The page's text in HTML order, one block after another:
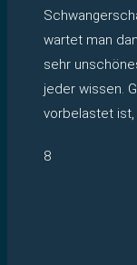
wartet man
sehr
jeder wissen.
vorbelastet
8